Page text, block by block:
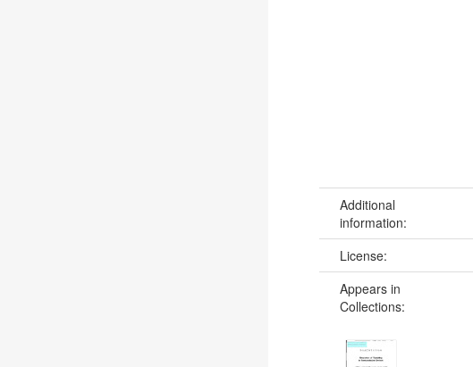
Additional
information:
License:
Appears in
Collections: